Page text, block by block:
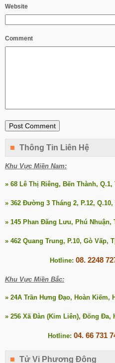
Website
Comment
Thông Tin Liên Hệ
Khu Vực Miền Nam:
» 68 Lê Thị Riêng, Bến Thành, Q.1,
» 362 Đường 3 Tháng 2, P.12, Q.10,
» 145 Phan Đăng Lưu, Phú Nhuận,
» 462 Quang Trung, P.10, Gò Vấp,
Hotline: 08. 2248
Khu Vực Miền Bắc:
» 24A Trần Hưng Đạo, Hoàn Kiếm,
» 256 Xã Đàn (Kim Liên), Đống Đa,
Hotline: 04. 66 731
Tử Vi Phương Đông